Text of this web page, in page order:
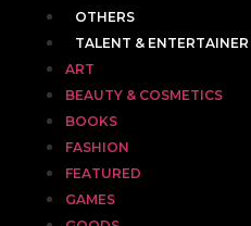
OTHERS
TALENT & ENTERTAINER
ART
BEAUTY & COSMETICS
BOOKS
FASHION
FEATURED
GAMES